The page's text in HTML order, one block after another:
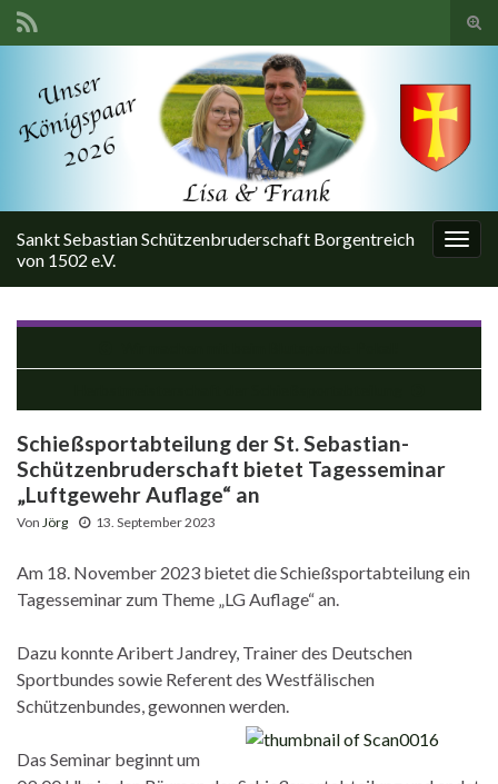
Search for:
Sankt Sebastian Schützenbruderschaft Borgentreich
von 1502 e.V.
Schießsportabteilung der St. Sebastian-
Schützenbruderschaft bietet Tagesseminar
„Luftgewehr Auflage“ an
Von Jörg 13. September 2023
Am 18. November 2023 bietet die Schießsportabteilung ein
Tagesseminar zum Theme „LG Auflage“ an.
Dazu konnte Aribert Jandrey, Trainer des Deutschen
Sportbundes sowie Referent des Westfälischen
Schützenbundes, gewonnen werden.
Das Seminar beginnt um